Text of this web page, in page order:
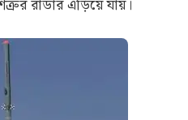
রাডার এড়িয়ে যায়।